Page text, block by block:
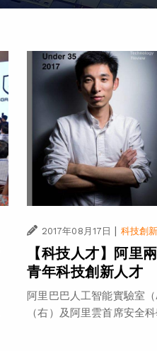
2017年08月17日 | 科技創新
【科技人才】阿里
青年科技創新人才
阿里巴巴人工智能實驗室
（右）及阿里雲首席安全